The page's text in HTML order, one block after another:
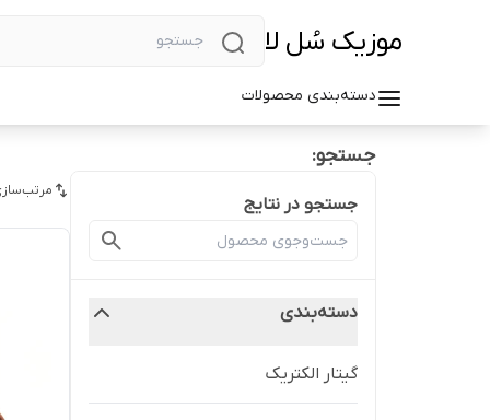
موزیک سُل لا
دسته‌بندی محصولات
جستجو:
جستجو در نتایج
دسته‌بندی
گیتار الکتریک